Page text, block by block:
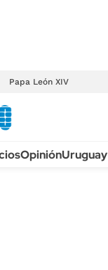
Papa León XIV
OpiniónUruguay